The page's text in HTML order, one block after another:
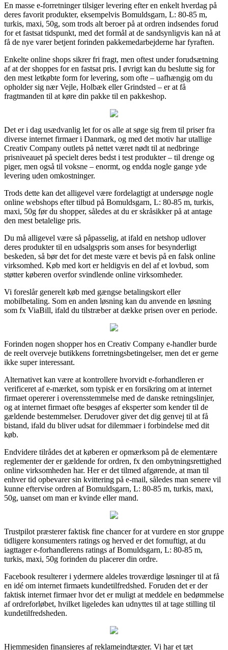
En masse e-forretninger tilsiger levering efter en enkelt hverdag på
deres favorit produkter, eksempelvis Bomuldsgarn, L: 80-85 m,
turkis, maxi, 50g, som trods alt beroer på at ordren indsendes forud
for et fastsat tidspunkt, med det formål at de sandsynligvis kan nå at
få de nye varer betjent forinden pakkemedarbejderne har fyraften.
Enkelte online shops sikrer fri fragt, men oftest under forudsætning
af at der shoppes for en fastsat pris. I øvrigt kan du beslutte sig for
den mest letkøbte form for levering, som ofte – uafhængig om du
opholder sig nær Vejle, Holbæk eller Grindsted – er at få
fragtmanden til at køre din pakke til en pakkeshop.
Det er i dag usædvanlig let for os alle at søge sig frem til priser fra
diverse internet firmaer i Danmark, og med det motiv har utallige
Creativ Company outlets på nettet været nødt til at nedbringe
prisniveauet på specielt deres bedst i test produkter – til drenge og
piger, men også til voksne – enormt, og endda nogle gange yde
levering uden omkostninger.
Trods dette kan det alligevel være fordelagtigt at undersøge nogle
online webshops efter tilbud på Bomuldsgarn, L: 80-85 m, turkis,
maxi, 50g før du shopper, således at du er skråsikker på at antage
den mest betalelige pris.
Du må alligevel være så påpasselig, at ifald en netshop udlover
deres produkter til en udsalgspris som anses for besynderligt
beskeden, så bør det for det meste være et bevis på en falsk online
virksomhed. Køb med kort er heldigvis en del af et lovbud, som
støtter køberen overfor svindlende online virksomheder.
Vi foreslår generelt køb med gængse betalingskort eller
mobilbetaling. Som en anden løsning kan du anvende en løsning
som fx ViaBill, ifald du tilstræber at dække prisen over en periode.
Forinden nogen shopper hos en Creativ Company e-handler burde
de reelt overveje butikkens forretningsbetingelser, men det er gerne
ikke super interessant.
Alternativet kan være at kontrollere hvorvidt e-forhandleren er
verificeret af e-mærket, som typisk er en forsikring om at internet
firmaet opererer i overensstemmelse med de danske retningslinjer,
og at internet firmaet ofte besøges af eksperter som kender til de
gældende bestemmelser. Derudover giver det dig genvej til at få
bistand, ifald du bliver udsat for dilemmaer i forbindelse med dit
køb.
Endvidere tilrådes det at køberen er opmærksom på de elementære
reglementer der er gældende for ordren, fx den ombytningsrettighed
online virksomheden har. Her er det tilmed afgørende, at man til
enhver tid opbevarer sin kvittering på e-mail, således man senere vil
kunne eftervise ordren af Bomuldsgarn, L: 80-85 m, turkis, maxi,
50g, uanset om man er kvinde eller mand.
Trustpilot præsterer faktisk fine chancer for at vurdere en stor gruppe
tidligere konsumenters ratings og herved er det fornuftigt, at du
iagttager e-forhandlerens ratings af Bomuldsgarn, L: 80-85 m,
turkis, maxi, 50g forinden du placerer din ordre.
Facebook resulterer i ydermere aldeles troværdige løsninger til at få
en idé om internet firmaets kundetilfredshed. Foruden det er der
faktisk internet firmaer hvor det er muligt at meddele en bedømmelse
af ordreforløbet, hvilket ligeledes kan udnyttes til at tage stilling til
kundetilfredsheden.
Hjemmesiden finansieres af reklameindtægter. Vi har et tæt